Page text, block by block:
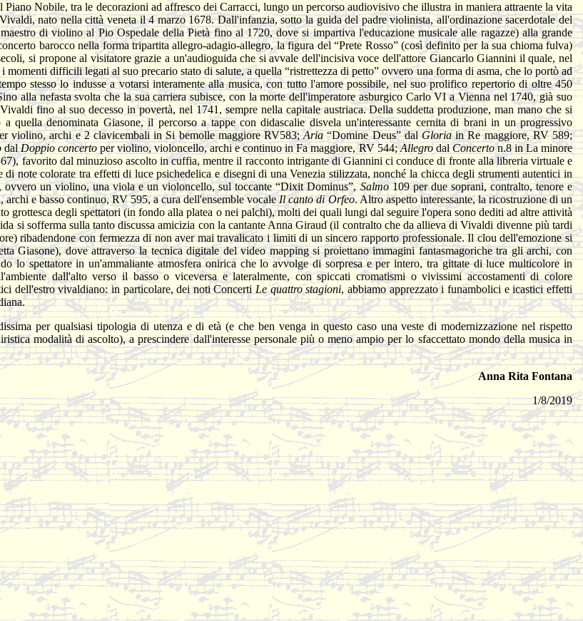
Piano Nobile, tra le decorazioni ad affresco dei Carracci, lungo un percorso audiovisivo che illustra in maniera attraente la vita
nato nella città veneta il 4 marzo 1678. Dall'infanzia, sotto la guida del padre violinista, all'ordinazione sacerdotale del
di violino al Pio Ospedale della Pietà fino al 1720, dove si impartiva l'educazione musicale alle ragazze) alla grande
barocco nella forma tripartita allegro-adagio-allegro, la figura del “Prete Rosso” (così definito per la sua chioma fulva)
si propone al visitatore grazie a un'audioguida che si avvale dell'incisiva voce dell'attore Giancarlo Giannini il quale, nel
momenti difficili legati al suo precario stato di salute, a quella “ristrettezza di petto” ovvero una forma di asma, che lo portò ad
stesso lo indusse a votarsi interamente alla musica, con tutto l'amore possibile, nel suo prolifico repertorio di oltre 450
alla nefasta svolta che la sua carriera subisce, con la morte dell'imperatore asburgico Carlo VI a Vienna nel 1740, già suo
fino al suo decesso in povertà, nel 1741, sempre nella capitale austriaca. Della suddetta produzione, man mano che si
quella denominata Giasone, il percorso a tappe con didascalie disvela un'interessante cernita di brani in un progressivo
violino, archi e 2 clavicembali in Si bemolle maggiore RV583;Aria“Domine Deus” dalGloriain Re maggiore, RV 589;
dalDoppio concertoper violino, violoncello, archi e continuo in Fa maggiore, RV 544;AllegrodalConcerton.8 in La minore
favorito dal minuzioso ascolto in cuffia, mentre il racconto intrigante di Giannini ci conduce di fronte alla libreria virtuale e
note colorate tra effetti di luce psichedelica e disegni di una Venezia stilizzata, nonché la chicca degli strumenti autentici in
ovvero un violino, una viola e un violoncello, sul toccante “Dixit Dominus”,Salmo109 per due soprani, contralto, tenore e
e basso continuo, RV 595, a cura dell'ensemble vocaleIl canto di Orfeo. Altro aspetto interessante, la ricostruzione di un
grottesca degli spettatori (in fondo alla platea o nei palchi), molti dei quali lungi dal seguire l'opera sono dediti ad altre attività
si sofferma sulla tanto discussa amicizia con la cantante Anna Giraud (il contralto che da allieva di Vivaldi divenne più tardi
ribadendone con fermezza di non aver mai travalicato i limiti di un sincero rapporto professionale. Il clou dell'emozione si
Giasone), dove attraverso la tecnica digitale del video mapping si proiettano immagini fantasmagoriche tra gli archi, con
lo spettatore in un'ammaliante atmosfera onirica che lo avvolge di sorpresa e per intero, tra gittate di luce multicolore in
dall'alto verso il basso o viceversa e lateralmente, con spiccati cromatismi o vivissimi accostamenti di colore
dell'estro vivaldiano: in particolare, dei noti Concerti Le quattro stagioni, abbiamo apprezzato i funambolici e icastici effetti
per qualsiasi tipologia di utenza e di età (e che ben venga in questo caso una veste di modernizzazione nel rispetto
modalità di ascolto), a prescindere dall'interesse personale più o meno ampio per lo sfaccettato mondo della musica in
Anna Rita Fontana
1/8/2019